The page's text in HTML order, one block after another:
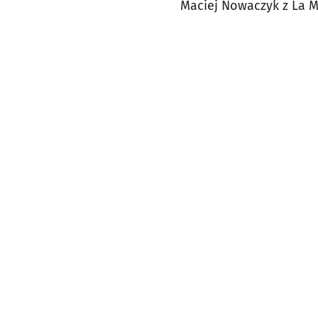
Maciej Nowaczyk z La